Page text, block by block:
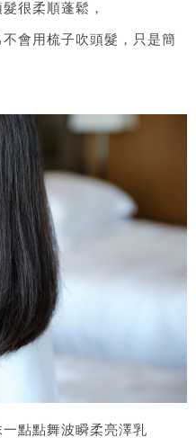
很柔順蓬鬆，
會用梳子吹頭髮，只是簡
點點舞波瞬柔亮澤乳